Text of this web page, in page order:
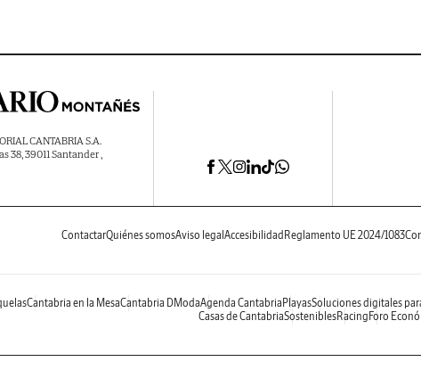
CANTABRIA S.A.
38, 39011 Santander ,
ContactarQuiénes somosAviso legal Accesibilidad Reglamento UE 2024/1083
Cantabria en la MesaCantabria DModaAgenda Cantabria PlayasSoluciones digitales
Casas de CantabriaSosteniblesRacing Foro